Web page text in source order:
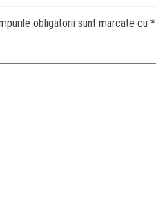
obligatorii sunt marcate cu*